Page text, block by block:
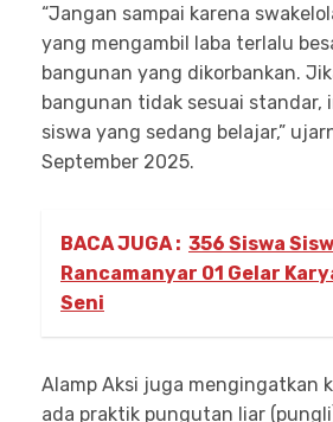
“Jangan sampai karena
yang mengambil laba terlalu
bangunan yang dikorbankan.
bangunan tidak sesuai standar,
siswa yang sedang belajar,”
September 2025.
BACA JUGA : 356 Siswa
Rancamanyar 01 Gelar
Seni
Alamp Aksi juga mengingatkan
ada praktik pungutan liar